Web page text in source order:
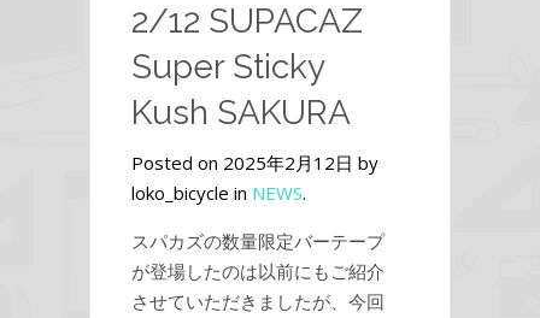
2/12 SUPACAZ
Super Sticky
Kush SAKURA
Posted on 2025年2月12日 by
loko_bicycle in NEWS.
スパカズの数量限定バーテープ
が登場したのは以前にもご紹介
させていただきましたが、今回